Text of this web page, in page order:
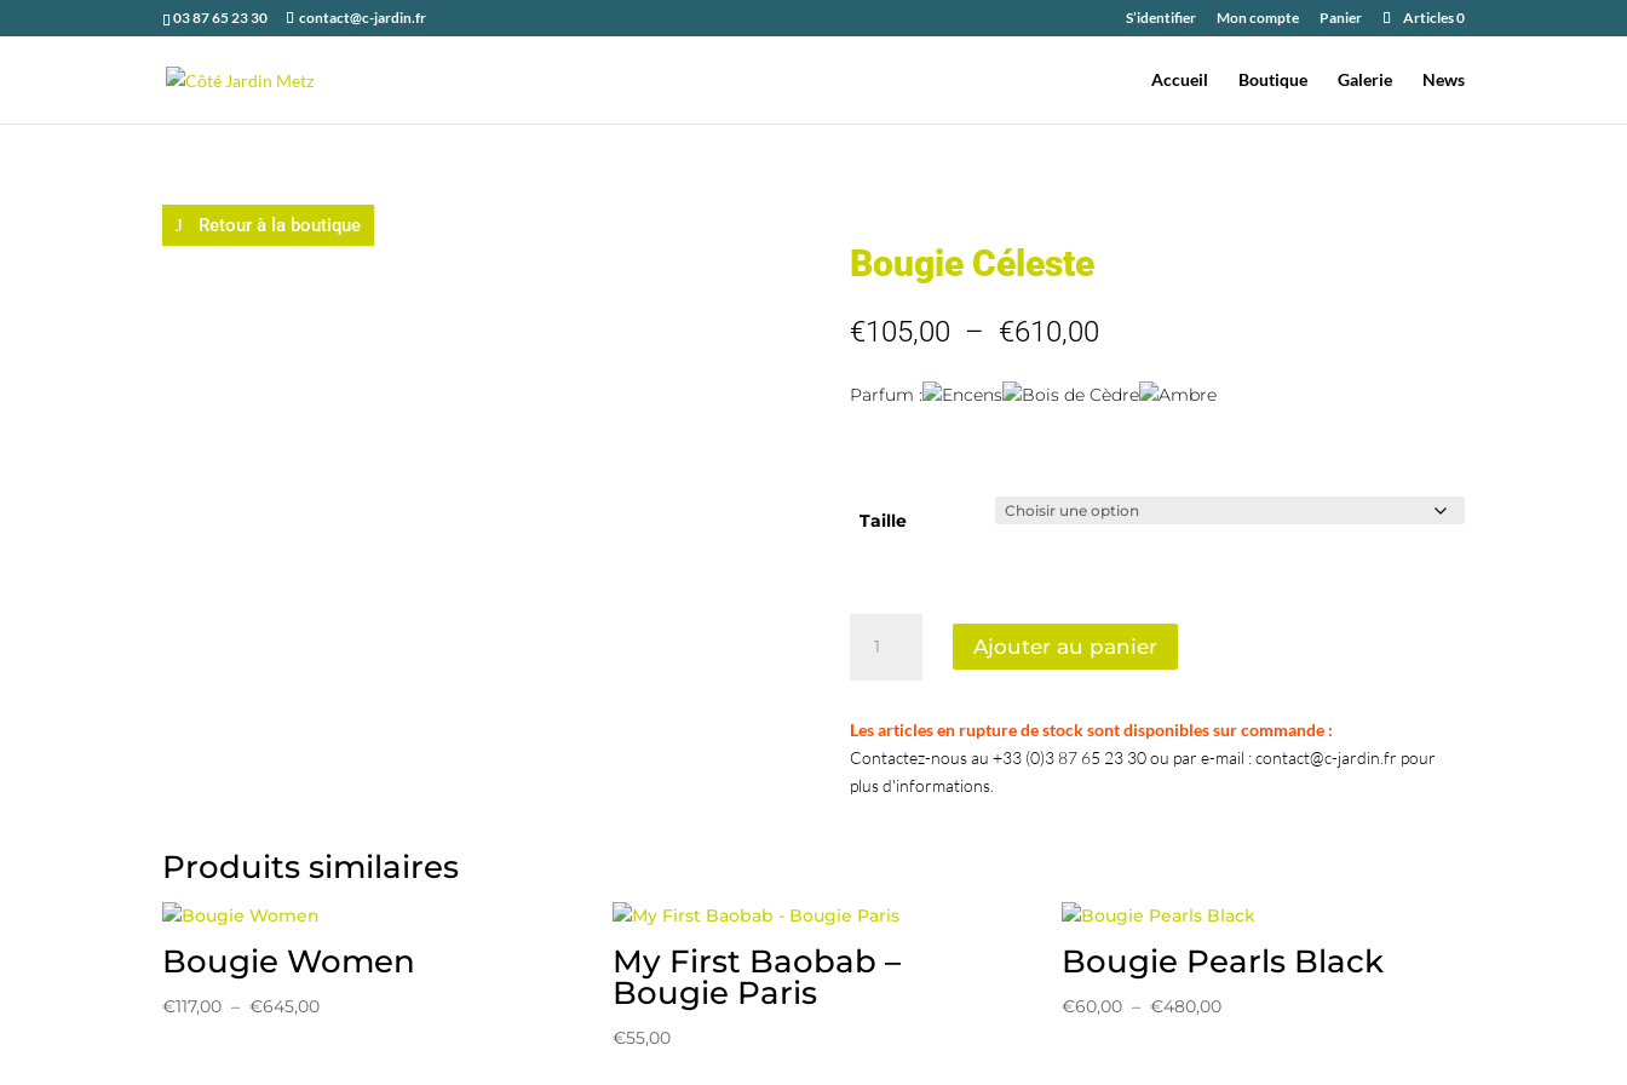
03 87 65 23 30 contact@c-jardin.fr S’identifier Mon compte Panier Articles 0
Accueil Boutique Galerie News
Retour à la boutique
Bougie Céleste
€105,00 – €610,00Plage
prix :
Parfum : Encens Bois de Cèdre Ambre
Taille
Ajouter au panier
Les articles en rupture de stock sont disponibles sur commande :
Contactez-nous au +33 (0)3 87 65 23 30 ou par e-mail : contact@c-jardin.fr pour
plus d'informations.
Produits similaires
Bougie Women
€117,00 – €645,00Plage
My First Baobab –
Bougie Paris
€55,00
Bougie Pearls Black
€60,00 – €480,00Plage